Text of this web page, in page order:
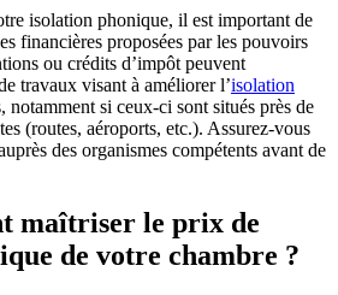
isolation phonique, il est important de
financières proposées par les pouvoirs
ou crédits d’impôt peuvent
travaux visant à améliorer l’isolation
notamment si ceux-ci sont situés près de
(routes, aéroports, etc.). Assurez-vous
des organismes compétents avant de
maîtriser le prix de
de votre chambre ?